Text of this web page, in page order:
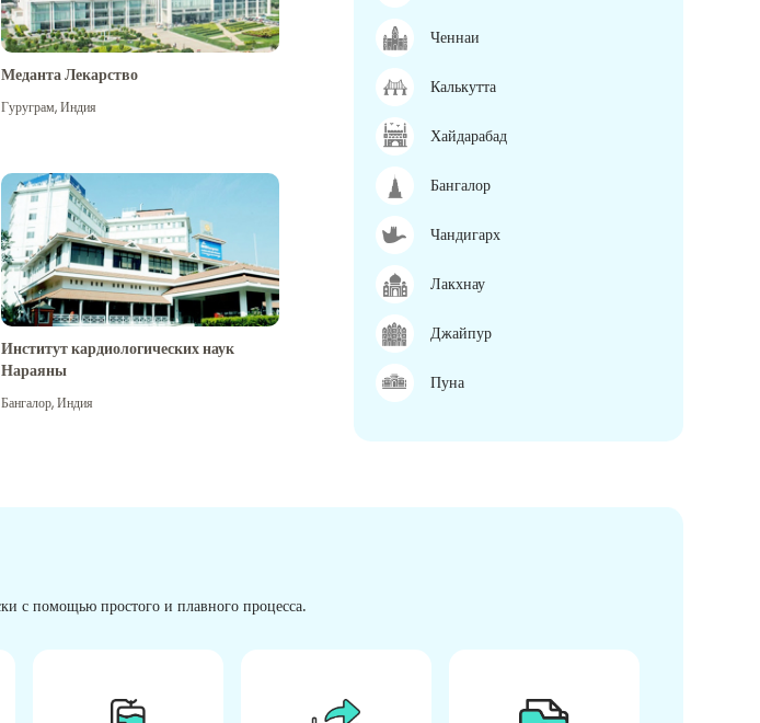
Меданта Лекарство
Гуруграм,Индия
Институт кардиологических наук
Нараяны
Бангалор,Индия
Ченнаи
Калькутта
Хайдарабад
Бангалор
Чандигарх
Лакхнау
Джайпур
Пуна
с помощью простого и плавного процесса.